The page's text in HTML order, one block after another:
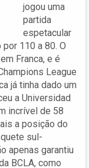
jogou uma
partida
espetacular
110 a 80. O
Franca, e é
League
já tinha dado um
a Universidad
incrível de 58
a posição do
sul-
apenas garantiu
BCLA, como